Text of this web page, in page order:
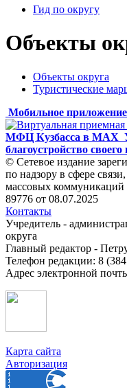
Гид по округу
Объекты
Объекты округа
Туристические
Мобильное
МФЦ Кузбасса в MAX
благоустройство своего
© Сетевое издание
по надзору в сфере
массовых
89776 от 08.07.2025
Контакты
Учредитель -
округа
Главный редактор -
Телефон редакции: 8
Адрес электронной
Карта сайта
Авторизация